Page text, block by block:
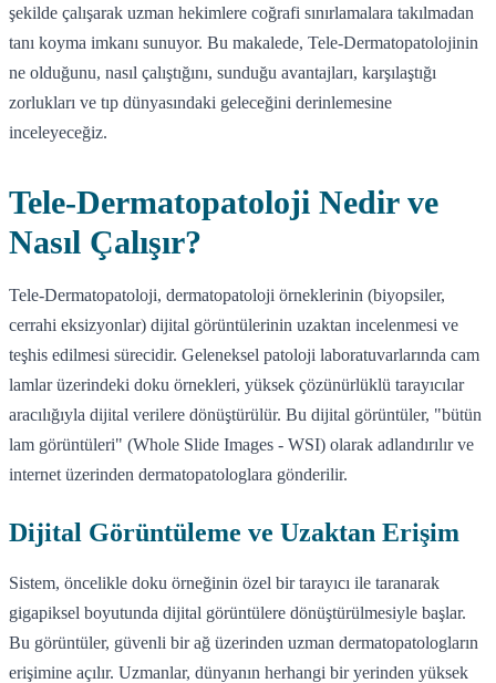
şekilde çalışarak uzman hekimlere coğrafi sınırlamalara takılmadan
tanı koyma imkanı sunuyor. Bu makalede, Tele-Dermatopatolojinin
ne olduğunu, nasıl çalıştığını, sunduğu avantajları, karşılaştığı
zorlukları ve tıp dünyasındaki geleceğini derinlemesine
inceleyeceğiz.
Tele-Dermatopatoloji Nedir ve
Nasıl Çalışır?
Tele-Dermatopatoloji, dermatopatoloji örneklerinin (biyopsiler,
cerrahi eksizyonlar) dijital görüntülerinin uzaktan incelenmesi ve
teşhis edilmesi sürecidir. Geleneksel patoloji laboratuvarlarında cam
lamlar üzerindeki doku örnekleri, yüksek çözünürlüklü tarayıcılar
aracılığıyla dijital verilere dönüştürülür. Bu dijital görüntüler, "bütün
lam görüntüleri" (Whole Slide Images - WSI) olarak adlandırılır ve
internet üzerinden dermatopatologlara gönderilir.
Dijital Görüntüleme ve Uzaktan Erişim
Sistem, öncelikle doku örneğinin özel bir tarayıcı ile taranarak
gigapiksel boyutunda dijital görüntülere dönüştürülmesiyle başlar.
Bu görüntüler, güvenli bir ağ üzerinden uzman dermatopatologların
erişimine açılır. Uzmanlar, dünyanın herhangi bir yerinden yüksek